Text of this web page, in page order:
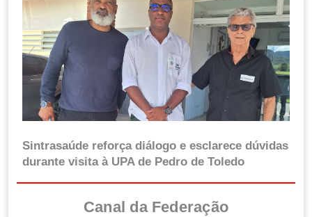
Sintrasaúde reforça diálogo e esclarece dúvidas
durante visita à UPA de Pedro de Toledo
Canal da Federação